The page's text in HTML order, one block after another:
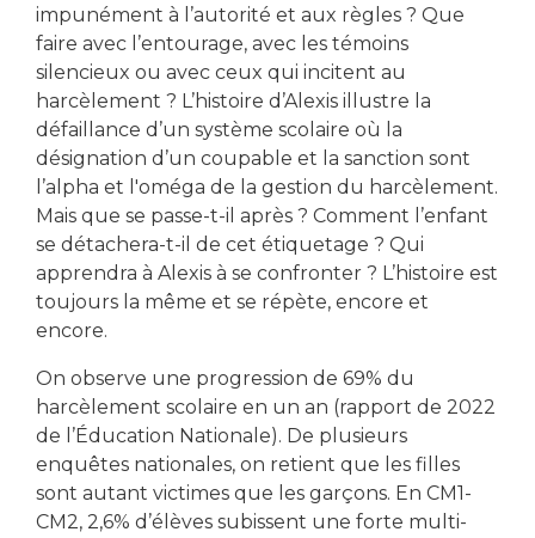
impunément à l’autorité et aux règles ? Que
faire avec l’entourage, avec les témoins
silencieux ou avec ceux qui incitent au
harcèlement ? L’histoire d’Alexis illustre la
défaillance d’un système scolaire où la
désignation d’un coupable et la sanction sont
l’alpha et l'oméga de la gestion du harcèlement.
Mais que se passe-t-il après ? Comment l’enfant
se détachera-t-il de cet étiquetage ? Qui
apprendra à Alexis à se confronter ? L’histoire est
toujours la même et se répète, encore et
encore.
On observe une progression de 69% du
harcèlement scolaire en un an (rapport de 2022
de l’Éducation Nationale). De plusieurs
enquêtes nationales, on retient que les filles
sont autant victimes que les garçons. En CM1-
CM2, 2,6% d’élèves subissent une forte multi-